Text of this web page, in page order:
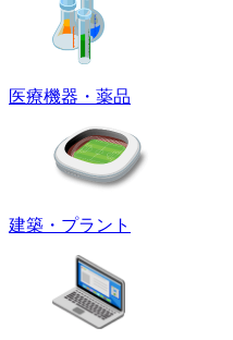
医療機器・薬品
建築・プラント